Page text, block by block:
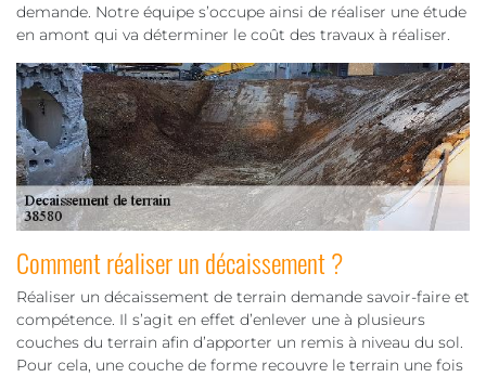
demande. Notre équipe s’occupe ainsi de réaliser une étude
en amont qui va déterminer le coût des travaux à réaliser.
Comment réaliser un décaissement ?
Réaliser un décaissement de terrain demande savoir-faire et
compétence. Il s’agit en effet d’enlever une à plusieurs
couches du terrain afin d’apporter un remis à niveau du sol.
Pour cela, une couche de forme recouvre le terrain une fois